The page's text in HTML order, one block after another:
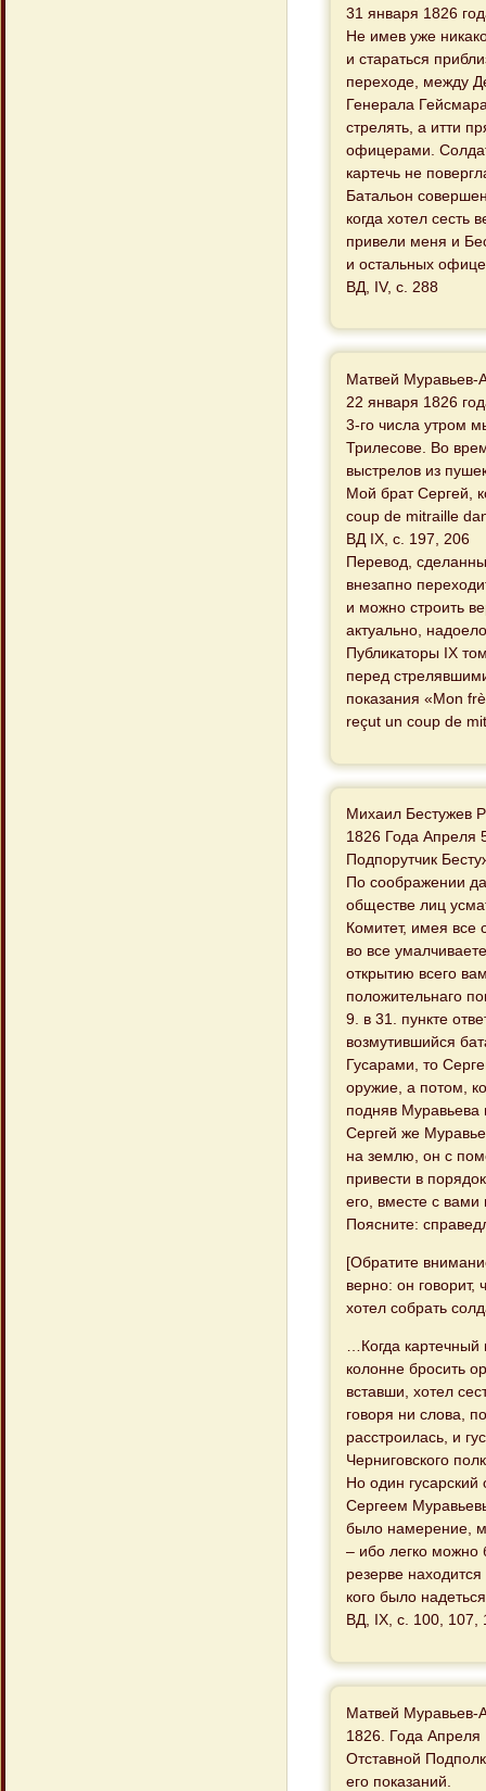
31 января 1826
Не имев уже
и стараться
переходе, между
Генерала
стрелять, а итти
офицерами.
картечь не
Батальон
когда хотел сесть
привели меня и
и остальных
ВД, IV, с. 288
Матвей Муравьев-
22 января 1826
3-го числа утром
Трилесове. Во
выстрелов из
Мой брат Сергей,
coup de mitraille
ВД IX, с. 197, 206
Перевод,
внезапно
и можно строить
актуально,
Публикаторы IX
перед
показания «Mon
reçut un coup de
Михаил Бестужев
1826 Года Апреля
Подпорутчик
По соображении
обществе лиц
Комитет, имея все
во все
открытию всего
положительнаго
9. в 31. пункте
возмутившийся
Гусарами, то
оружие, а потом,
подняв Муравьева
Сергей же
на землю, он с
привести в
его, вместе с
Поясните:
[Обратите
верно: он
хотел собрать
…Когда картечный
колонне бросить
вставши, хотел
говоря ни слова,
расстроилась, и
Черниговского
Но один
Сергеем
было намерение,
– ибо легко можно
резерве
кого было
ВД, IX, с. 100, 107,
Матвей Муравьев-
1826. Года Апреля
Отставной
его показаний.